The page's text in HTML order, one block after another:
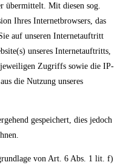
übermittelt. Mit diesen sog.
Ihres Internetbrowsers, das
auf unseren Internetauftritt
unseres Internetauftritts,
Zugriffs sowie die IP-
die Nutzung unseres
gespeichert, dies jedoch
von Art. 6 Abs. 1 lit. f)